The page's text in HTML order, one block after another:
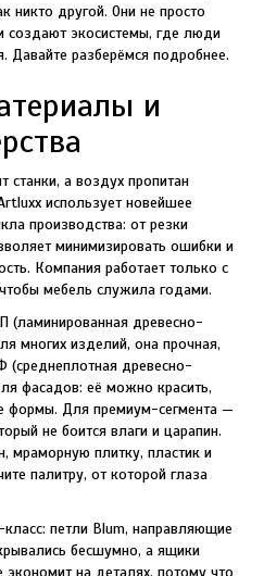
никто другой. Они не просто
экосистемы, где люди
Давайте разберёмся подробнее.
и
станки, а воздух пропитан
использует новейшее
производства: от резки
минимизировать ошибки и
Компания работает только с
мебель служила годами.
(ламинированная древесно-
многих изделий, она прочная,
(среднеплотная древесно-
фасадов: её можно красить,
формы. Для премиум-сегмента —
не боится влаги и царапин.
мраморную плитку, пластик и
палитру, от которой глаза
петли Blum, направляющие
бесшумно, а ящики
на деталях, потому что